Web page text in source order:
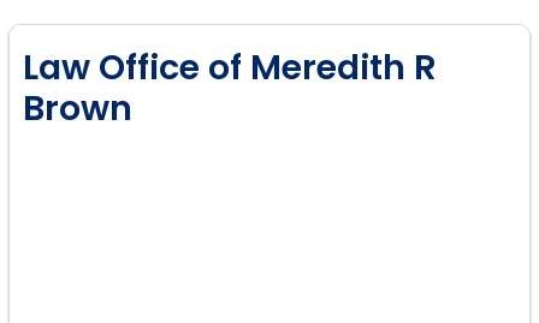
Law Office of Meredith R
Brown